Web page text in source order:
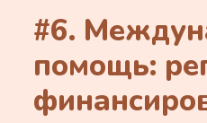
#6.
помощь: